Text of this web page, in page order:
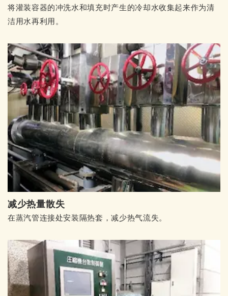
将灌装容器的冲洗水和填充时产生的冷却水收集起来作为清
洁用水再利用。
减少热量散失
在蒸汽管连接处安装隔热套，减少热气流失。